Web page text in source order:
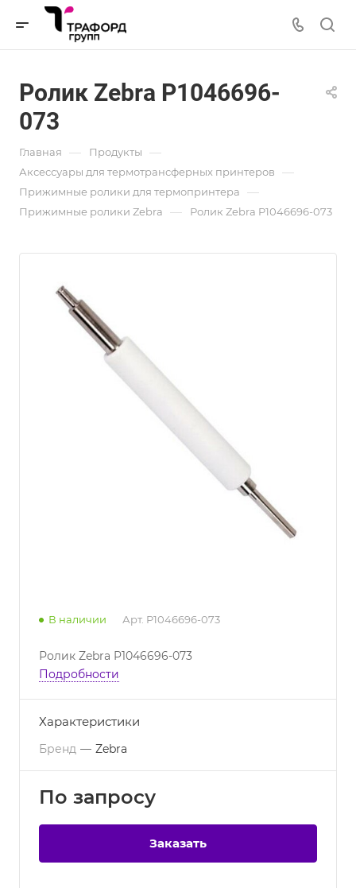
Ролик Zebra P1046696-
073
Главная — Продукты —
Аксессуары для термотрансферных принтеров —
Прижимные ролики для термопринтера —
Прижимные ролики Zebra — Ролик Zebra P1046696-073
В наличии Арт. P1046696-073
Ролик Zebra P1046696-073
Подробности
Характеристики
Бренд — Zebra
По запросу
Заказать